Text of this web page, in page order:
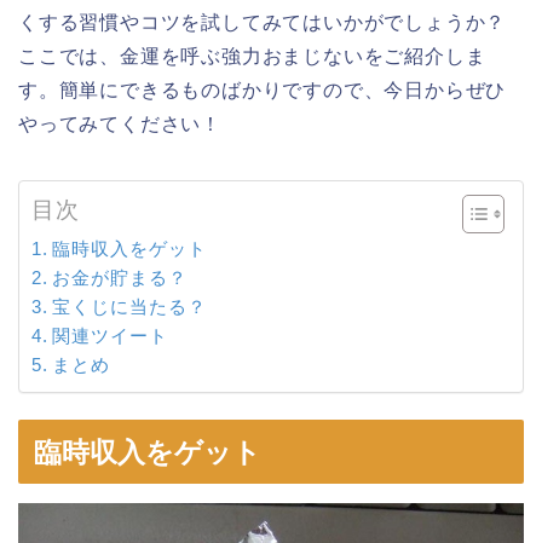
くする習慣やコツを試してみてはいかがでしょうか？
ここでは、金運を呼ぶ強力おまじないをご紹介しま
す。簡単にできるものばかりですので、今日からぜひ
やってみてください！
目次
臨時収入をゲット
お金が貯まる？
宝くじに当たる？
関連ツイート
まとめ
臨時収入をゲット